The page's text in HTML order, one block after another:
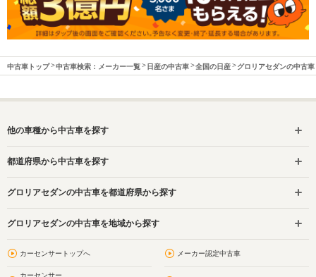
中古車トップ 中古車検索：メーカー一覧 日産の中古車 全国の日産 グロリアセダンの中古車
他の車種から中古車を探す
都道府県から中古車を探す
グロリアセダンの中古車を都道府県から探す
グロリアセダンの中古車を地域から探す
カーセンサートップへ メーカー認定中古車
カーセンサー